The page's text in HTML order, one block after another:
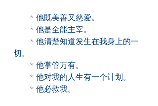
* 他既美善又慈爱。
* 他是全能主宰。
* 他清楚知道发生在我身上的一
切。
* 他掌管万有。
* 他对我的人生有一个计划。
* 他必救我。